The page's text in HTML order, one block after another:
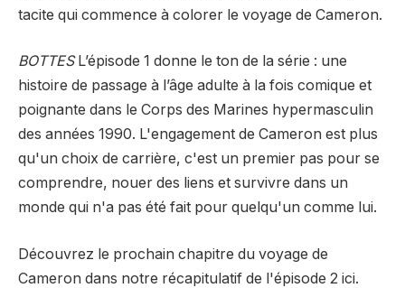
tacite qui commence à colorer le voyage de Cameron.
BOTTESL’épisode 1 donne le ton de la série : une
histoire de passage à l’âge adulte à la fois comique et
poignante dans le Corps des Marines hypermasculin
des années 1990. L'engagement de Cameron est plus
qu'un choix de carrière, c'est un premier pas pour se
comprendre, nouer des liens et survivre dans un
monde qui n'a pas été fait pour quelqu'un comme lui.
Découvrez le prochain chapitre du voyage de
Cameron dans notre récapitulatif de l'épisode 2 ici.